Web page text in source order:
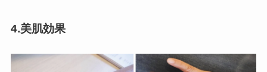
4.美肌効果